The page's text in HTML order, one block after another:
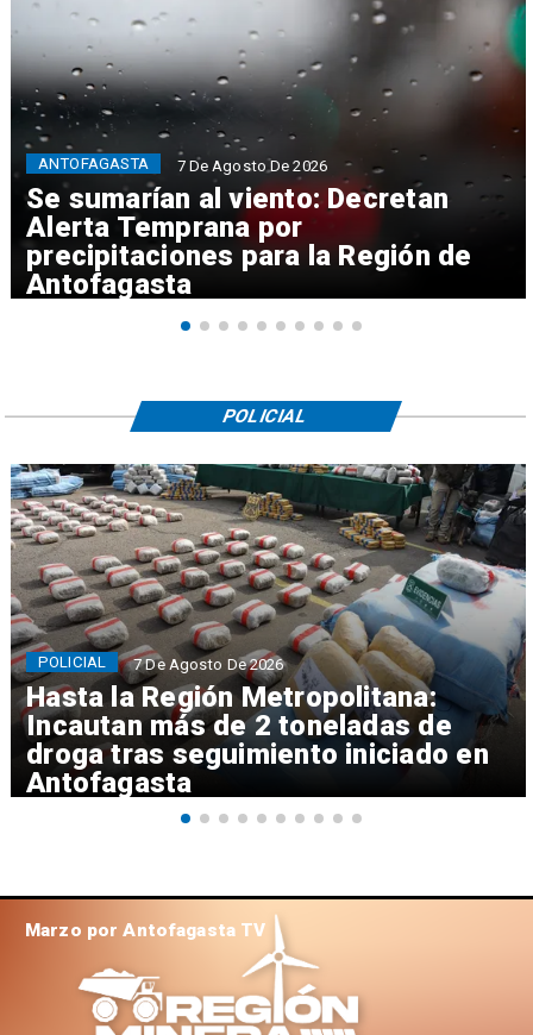
Se sumarían al viento: Decretan
Alerta Temprana por
precipitaciones para la Región de
Antofagasta
ANTOFAGASTA 7 De Agosto De 2026
Hasta la Región Metropolitana:
Incautan más de 2 toneladas de
droga tras seguimiento iniciado en
Antofagasta
POLICIAL 7 De Agosto De 2026
POLICIAL
Marzo por Antofagasta TV